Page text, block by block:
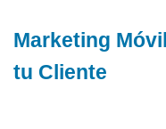
Marketing
tu Cliente